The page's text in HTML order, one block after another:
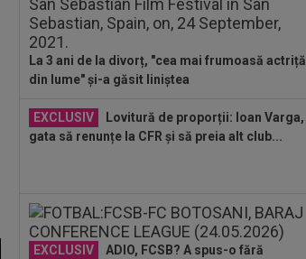
10:33 EXCLUSIV
Gigi Becali i-a spus-
o direct: ”Nu face ce vrea el! Îl țin pe bancă
doi ani și...
La 3 ani de la divorț, "cea mai frumoasă actriță
din lume" și-a găsit liniștea
EXCLUSIV
Lovitură de proporții: Ioan Varga,
gata să renunțe la CFR și să preia alt club...
EXCLUSIV
ADIO, FCSB? A spus-o fără